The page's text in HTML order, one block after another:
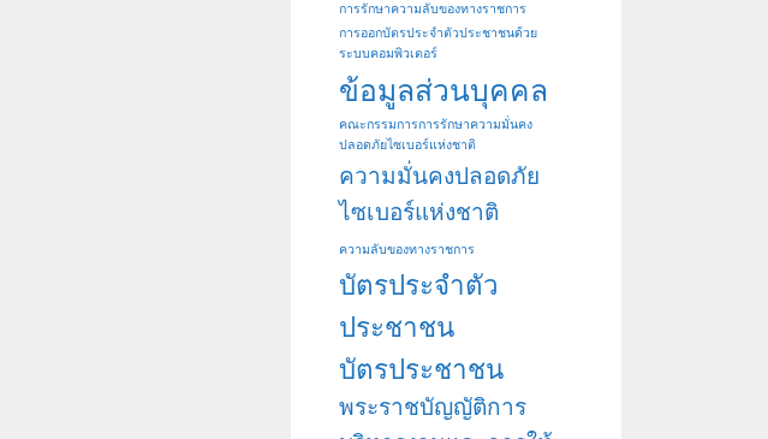
การรักษาความลับของทางราชการ
การออกบัตรประจําตัวประชาชนด้วย
ระบบคอมพิวเตอร์
ข้อมูลส่วนบุคคล
คณะกรรมการการรักษาความมั่นคง
ปลอดภัยไซเบอร์แห่งชาติ
ความมั่นคงปลอดภัย
ไซเบอร์แห่งชาติ
ความลับของทางราชการ
บัตรประจําตัว
ประชาชน
บัตรประชาชน
พระราชบัญญัติการ